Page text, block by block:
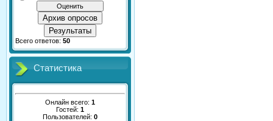
Архив опросов
Результаты
Всего ответов: 50
Статистика
Онлайн всего: 1
Гостей: 1
Пользователей: 0